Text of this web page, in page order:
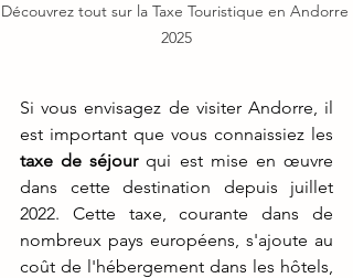
Découvrez tout sur la Taxe Touristique en Andorre
2025
Si vous envisagez de visiter Andorre, il
taxe de séjour qui est mise en œuvre
dans cette destination depuis juillet
2022. Cette taxe, courante dans de
nombreux pays européens, s'ajoute au
coût de l'hébergement dans les hôtels,